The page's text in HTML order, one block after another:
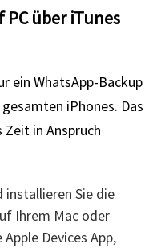
PC über iTunes
ein WhatsApp-Backup
iPhones. Das
in Anspruch
installieren Sie die
Ihrem Mac oder
Devices App,